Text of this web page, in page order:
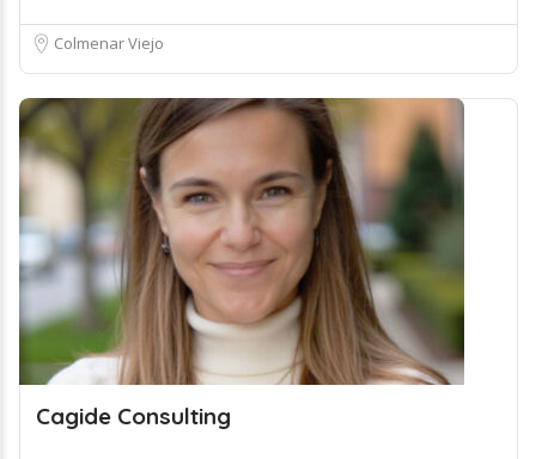
Colmenar Viejo
Cagide Consulting